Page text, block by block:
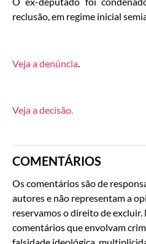
reclusão, em regime inicial
Veja a denúncia
Veja a decisão.
COMENTÁRIOS
Os comentários são de
autores e não representam a
reservamos o direito de excluir.
comentários que envolvam